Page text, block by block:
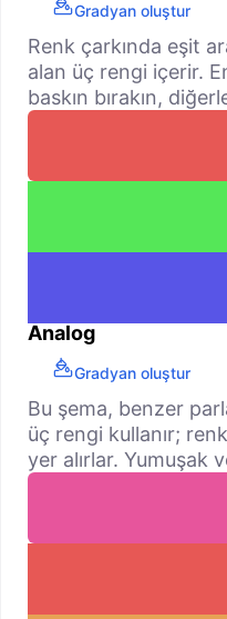
Gradyan oluştur
Renk çarkında eşit
alan üç rengi içerir.
baskın bırakın,
Analog
Gradyan oluştur
Bu şema, benzer
üç rengi kullanır;
yer alırlar. Yumuşak